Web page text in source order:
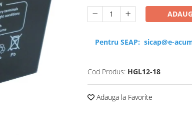
Pentru SEAP: sicap@e-
Cod Produs: HGL12-18
Adauga la Favorite